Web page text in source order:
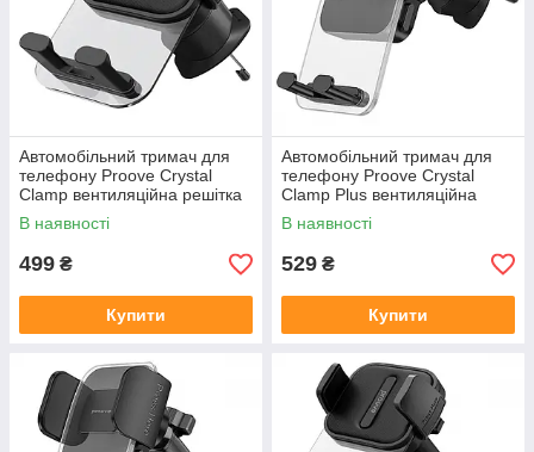
Автомобільний тримач для
телефону Proove Crystal
Clamp вентиляційна решітка
чорний
В наявності
499 ₴
Купити
Автомобільний тримач для
телефону Proove Crystal
Clamp Plus вентиляційна
решітка чорний
В наявності
529 ₴
Купити